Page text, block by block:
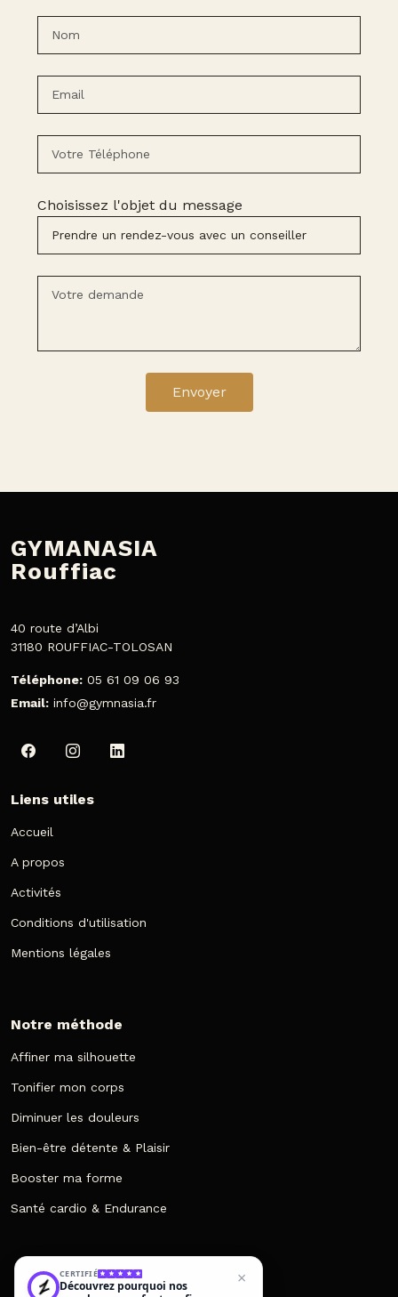
Choisissez l'objet du message
Envoyer
GYMANASIA
Rouffiac
40 route d’Albi
31180 ROUFFIAC-TOLOSAN
Téléphone: 05 61 09 06 93
Email: info@gymnasia.fr
Liens utiles
Accueil
A propos
Activités
Conditions d'utilisation
Mentions légales
Notre méthode
Affiner ma silhouette
Tonifier mon corps
Diminuer les douleurs
Bien-être détente & Plaisir
Booster ma forme
Santé cardio & Endurance
CERTIFIÉ
Découvrez pourquoi nos
×